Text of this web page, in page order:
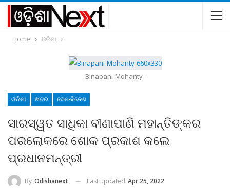
Home ଓଡିଶା
Binapani-Mohanty-
ଓଡିଶା ଖବର ଦେଶ-ବିଦେଶ
ସାରସ୍ୱତ ସାଧିକା ବୀଣାପାଣି ମହାନ୍ତିଙ୍କର
ପରଲୋକରେ ଶୋକ ପ୍ରକାଶ କଲେ
ପ୍ରଧାନମନ୍ତ୍ରୀ
By Odishanext Last updated Apr 25, 2022